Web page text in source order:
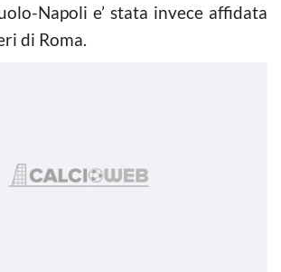
Napoli e’ stata invece affidata
di Roma.